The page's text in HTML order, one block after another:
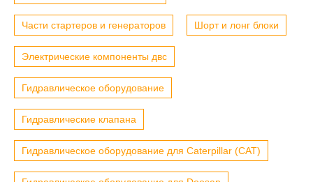
Части стартеров и генераторов Шорт и лонг блоки
Электрические компоненты двс
Гидравлическое оборудование
Гидравлические клапана
Гидравлическое оборудование для Caterpillar (CAT)